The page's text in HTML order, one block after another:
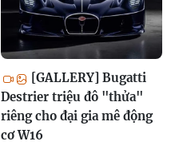
[GALLERY] Bugatti
Destrier triệu đô "thửa"
riêng cho đại gia mê động
cơ W16